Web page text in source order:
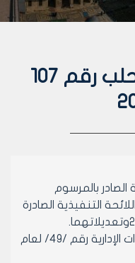
قرار مجلس مدينة حلب رقم 107
الصادر بالمرسوم
رقم/15/تاريخ 11/5/1971واللائحة التنفيذية الصادرة
وعلى احكام قانون و جمالية الوحدات الإدارية رقم /49/ لعام